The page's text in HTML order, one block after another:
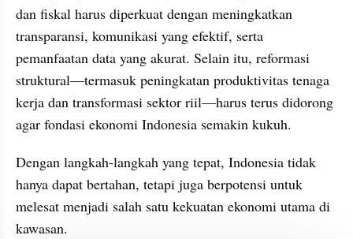
dan fiskal harus diperkuat dengan meningkatkan
transparansi, komunikasi yang efektif, serta
pemanfaatan data yang akurat. Selain itu, reformasi
struktural—termasuk peningkatan produktivitas tenaga
kerja dan transformasi sektor riil—harus terus didorong
agar fondasi ekonomi Indonesia semakin kukuh.
Dengan langkah-langkah yang tepat, Indonesia tidak
hanya dapat bertahan, tetapi juga berpotensi untuk
melesat menjadi salah satu kekuatan ekonomi utama di
kawasan.